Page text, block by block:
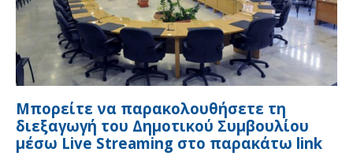
Μπορείτε να παρακολουθήσετε τη
διεξαγωγή του Δημοτικού Συμβουλίου
μέσω Live Streaming στο παρακάτω link